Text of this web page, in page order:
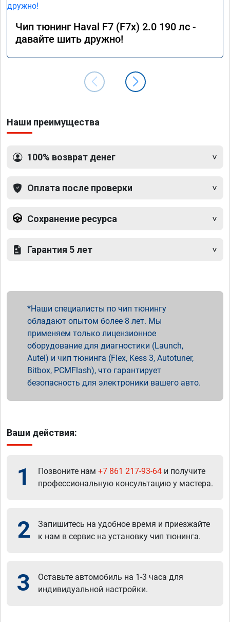
Чип тюнинг Haval F7 (F7x) 2.0 190 лс -
давайте шить дружно!
Наши преимущества
100% возврат денег
Оплата после проверки
Сохранение ресурса
Гарантия 5 лет
Наши специалисты по чип тюнингу
обладают опытом более 8 лет. Мы
применяем только лицензионное
оборудование для диагностики (Launch,
Autel) и чип тюнинга (Flex, Kess 3, Autotuner,
Bitbox, PCMFlash), что гарантирует
безопасность для электроники вашего авто.
Ваши действия:
1 Позвоните нам +7 861 217-93-64 и получите
профессиональную консультацию у мастера.
2
Запишитесь на удобное время и приезжайте
к нам в сервис на установку чип тюнинга.
3
Оставьте автомобиль на 1-3 часа для
индивидуальной настройки.